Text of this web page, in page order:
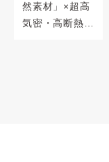
然素材」×超高
気密・高断熱